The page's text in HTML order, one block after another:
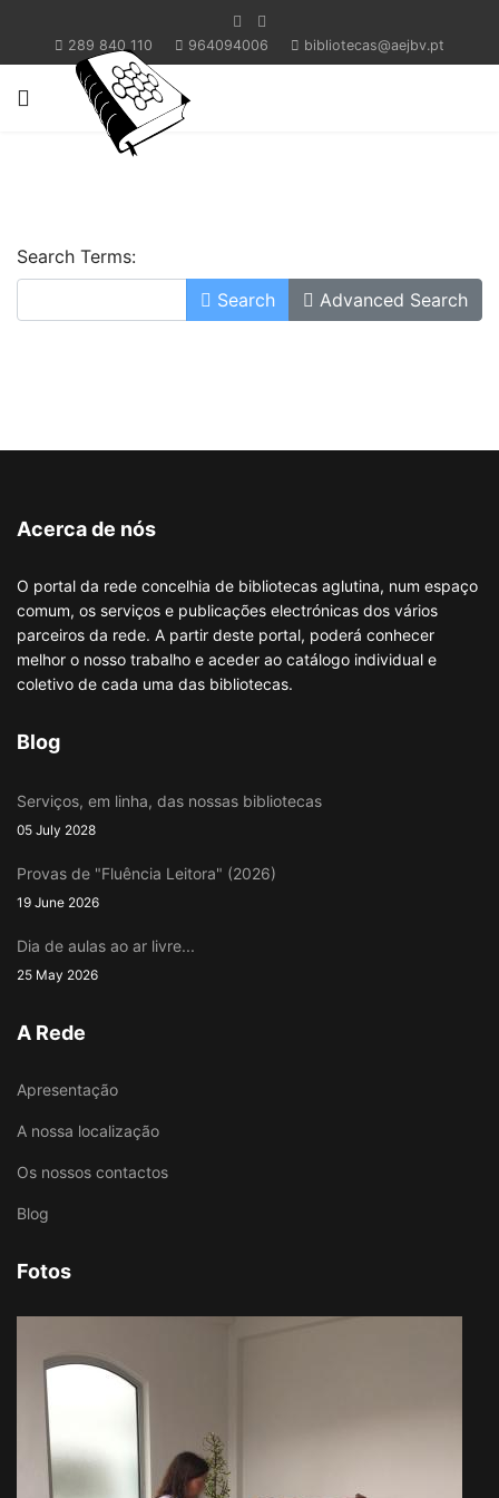
289 840 110 964094006 bibliotecas@aejbv.pt
Search Terms:
Search
Advanced Search
Acerca de nós
O portal da rede concelhia de bibliotecas aglutina, num espaço
comum, os serviços e publicações electrónicas dos vários
parceiros da rede. A partir deste portal, poderá conhecer
melhor o nosso trabalho e aceder ao catálogo individual e
coletivo de cada uma das bibliotecas.
Blog
Serviços, em linha, das nossas bibliotecas
05 July 2028
Provas de "Fluência Leitora" (2026)
19 June 2026
Dia de aulas ao ar livre...
25 May 2026
A Rede
Apresentação
A nossa localização
Os nossos contactos
Blog
Fotos